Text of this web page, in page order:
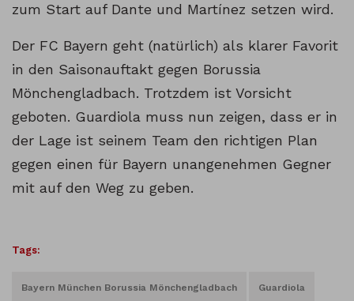
zum Start auf Dante und Martínez setzen wird.
Der FC Bayern geht (natürlich) als klarer Favorit
in den Saisonauftakt gegen Borussia
Mönchengladbach. Trotzdem ist Vorsicht
geboten. Guardiola muss nun zeigen, dass er in
der Lage ist seinem Team den richtigen Plan
gegen einen für Bayern unangenehmen Gegner
mit auf den Weg zu geben.
Tags:
Bayern München Borussia Mönchengladbach Guardiola